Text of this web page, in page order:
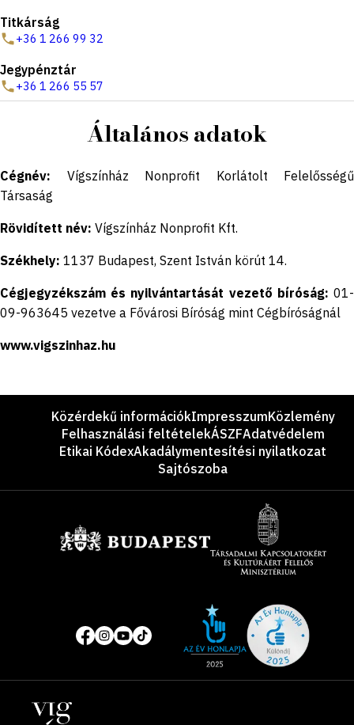
Titkárság
+36 1 266 99 32
Jegypénztár
+36 1 266 55 57
Általános adatok
Cégnév: Vígszínház Nonprofit Korlátolt Felelősségű
Társaság
Rövidített név: Vígszínház Nonprofit Kft.
Székhely: 1137 Budapest, Szent István körút 14.
Cégjegyzékszám és nyilvántartását vezető bíróság: 01-
09-963645 vezetve a Fővárosi Bíróság mint Cégbíróságnál
www.vigszinhaz.hu
LáblécKözérdekű információkImpresszumKözlemény
Felhasználási feltételekÁSZFAdatvédelem
Etikai KódexAkadálymentesítési nyilatkozat
Sajtószoba
Közösségi
média
oldalak
of
year
Helyszínek